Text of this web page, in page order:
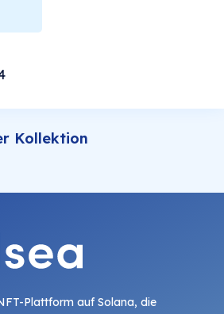
Kollektion
Plattform auf Solana, die